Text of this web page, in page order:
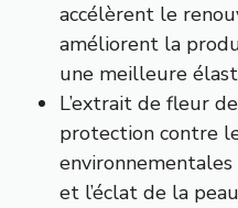
accélèrent le
améliorent la
une meilleure
L’extrait de fleur
protection contre
et l’éclat de la